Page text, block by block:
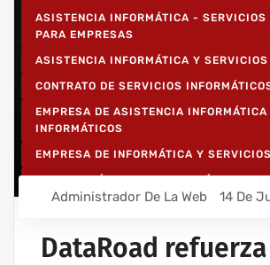
ASISTENCIA INFORMÁTICA - SERVICIOS
PARA EMPRESAS
ASISTENCIA INFORMÁTICA Y SERVICIOS
CONTRATO DE SERVICIOS
EMPRESA DE ASISTENCIA
INFORMÁTICOS
EMPRESA DE INFORMÁTICA Y
MANTENIMIENTO INFORMÁTICO PARA
Administrador De La Web 14 De
DataRoad